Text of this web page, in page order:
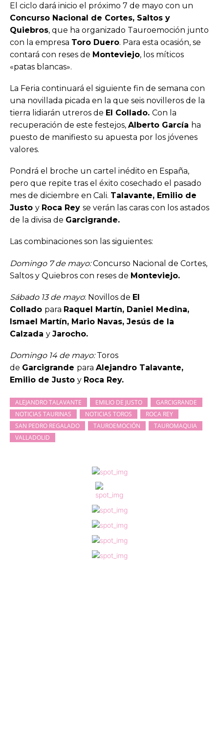
El ciclo dará inicio el próximo 7 de mayo con un
Concurso Nacional de Cortes, Saltos y
Quiebros, que ha organizado Tauroemoción junto
con la empresa Toro Duero. Para esta ocasión, se
contará con reses de Monteviejo, los míticos
«patas blancas».
La Feria continuará el siguiente fin de semana con
una novillada picada en la que seis novilleros de la
tierra lidiarán utreros de El Collado. Con la
recuperación de este festejos, Alberto García ha
puesto de manifiesto su apuesta por los jóvenes
valores.
Pondrá el broche un cartel inédito en España,
pero que repite tras el éxito cosechado el pasado
mes de diciembre en Cali. Talavante, Emilio de
Justo y Roca Rey se verán las caras con los astados
de la divisa de Garcigrande.
Las combinaciones son las siguientes:
Domingo 7 de mayo:Concurso Nacional de Cortes,
Saltos y Quiebros con reses de Monteviejo.
Sábado 13 de mayo: Novillos de El
Collado para Raquel Martín, Daniel Medina,
Ismael Martín, Mario Navas, Jesús de la
Calzada y Jarocho.
Domingo 14 de mayo:Toros
de Garcigrande para Alejandro Talavante,
Emilio de Justo y Roca Rey.
ALEJANDRO TALAVANTE EMILIO DE JUSTO
GARCIGRANDE
NOTICIAS TAURINAS
NOTICIAS TOROS
ROCA REY
SAN PEDRO REGALADO
TAUROEMOCIÓN
TAUROMAQUIA
VALLADOLID